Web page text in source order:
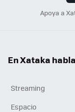
Apoya a
En Xataka
Streaming
Espacio